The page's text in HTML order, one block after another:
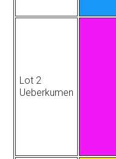
Lot 2
Ueberkumen